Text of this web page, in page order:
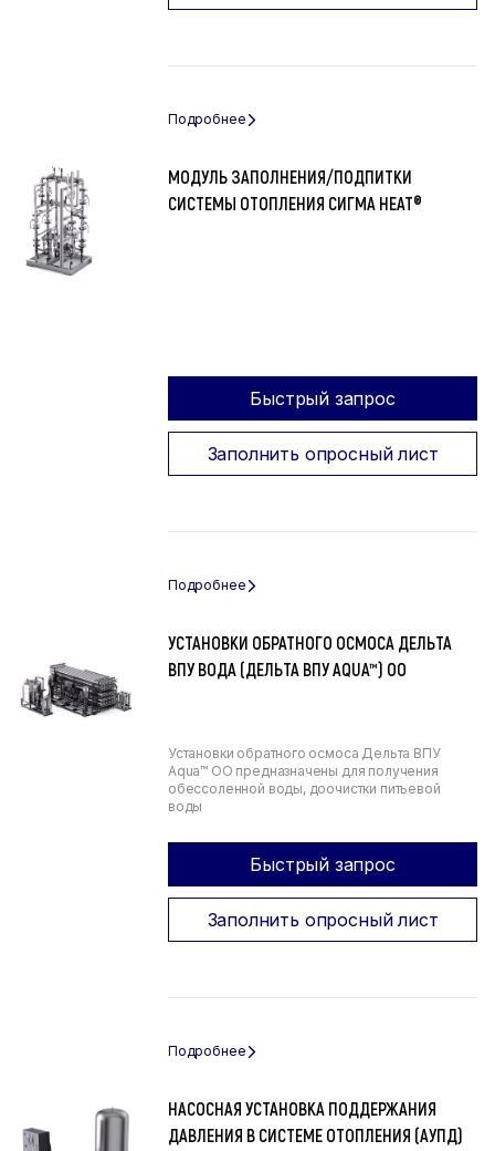
МОДУЛЬ ЗАПОЛНЕНИЯ/ПОДПИТКИ
СИСТЕМЫ ОТОПЛЕНИЯ СИГМА HEAT®
Быстрый запрос
Заполнить опросный лист
УСТАНОВКИ ОБРАТНОГО ОСМОСА ДЕЛЬТА
ВПУ ВОДА (ДЕЛЬТА ВПУ AQUA™) ОО
Установки обратного осмоса Дельта ВПУ
Aqua™ ОО предназначены для получения
обессоленной воды, доочистки питьевой
воды
Быстрый запрос
Заполнить опросный лист
НАСОСНАЯ УСТАНОВКА ПОДДЕРЖАНИЯ
ДАВЛЕНИЯ В СИСТЕМЕ ОТОПЛЕНИЯ (АУПД)